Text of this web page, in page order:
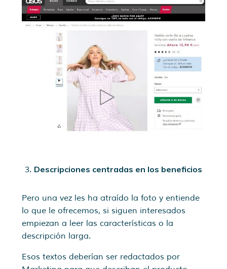
Descripciones centradas en los beneficios
Pero una vez les ha atraído la foto y entiende
lo que le ofrecemos, si siguen interesados
empiezan a leer las características o la
descripción larga.
Esos textos deberían ser redactados por